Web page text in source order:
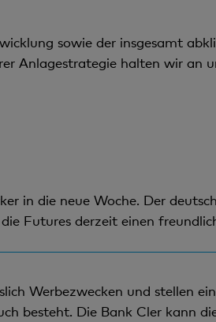
sowie der insgesamt
Anlagestrategie halten wir an
in die neue Woche. Der
Futures derzeit einen
Werbezwecken und stellen
besteht. Die Bank Cler kann